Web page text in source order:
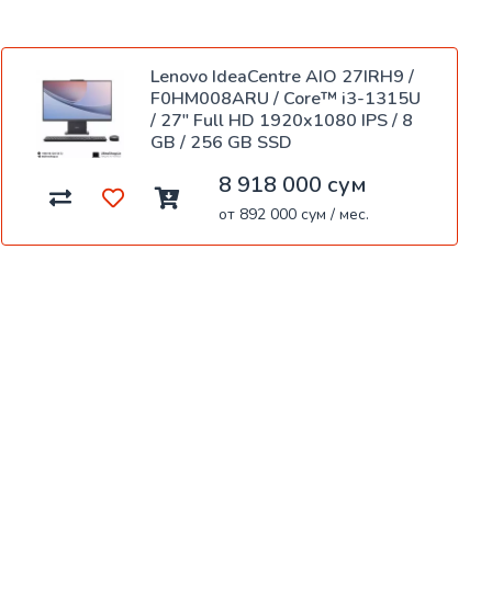
Lenovo IdeaCentre AIO 27IRH9 /
F0HM008ARU / Core™ i3-1315U
/ 27" Full HD 1920x1080 IPS / 8
GB / 256 GB SSD
8 918 000 сум
от 892 000 сум / мес.